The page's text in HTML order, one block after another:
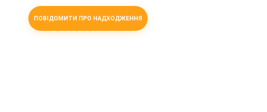
ПОВІДОМИТИ ПРО НАДХОДЖЕННЯ